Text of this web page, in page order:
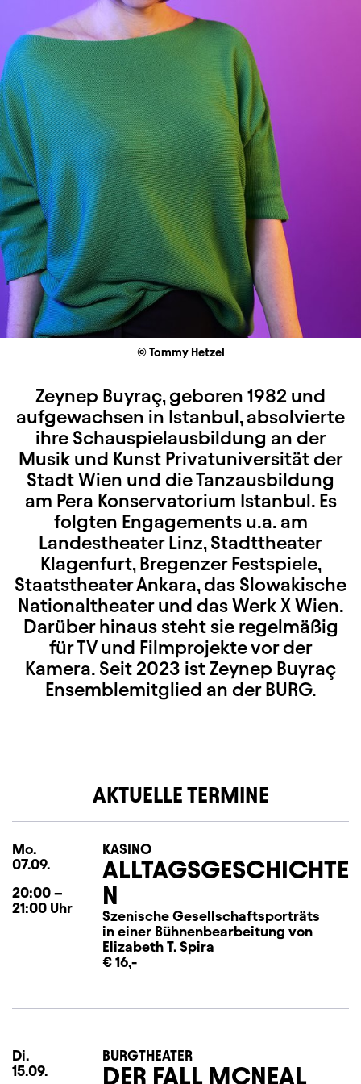
© Tommy Hetzel
Zeynep Buyraç, geboren 1982 und
aufgewachsen in Istanbul, absolvierte
ihre Schauspielausbildung an der
Musik und Kunst Privatuniversität der
Stadt Wien und die Tanzausbildung
am Pera Konservatorium Istanbul. Es
folgten Engagements u.a. am
Landestheater Linz, Stadttheater
Klagenfurt, Bregenzer Festspiele,
Staatstheater Ankara, das Slowakische
Nationaltheater und das Werk X Wien.
Darüber hinaus steht sie regelmäßig
für TV und Filmprojekte vor der
Kamera. Seit 2023 ist Zeynep Buyraç
Ensemblemitglied an der BURG.
AKTUELLE TERMINE
Mo.
07.09.
20:00 –
21:00 Uhr
KASINO
ALLTAGSGESCHICHTE
N
Szenische Gesellschaftsporträts
in einer Bühnenbearbeitung von
Elizabeth T. Spira
€ 16,-
Di.
15.09.
BURGTHEATER
DER FALL MCNEAL